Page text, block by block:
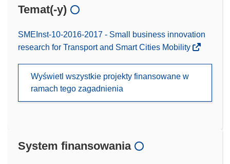
Temat(-y)
SMEInst-10-2016-2017 - Small business innovation
research for Transport and Smart Cities Mobility
Wyświetl wszystkie projekty finansowane w
ramach tego zagadnienia
System finansowania